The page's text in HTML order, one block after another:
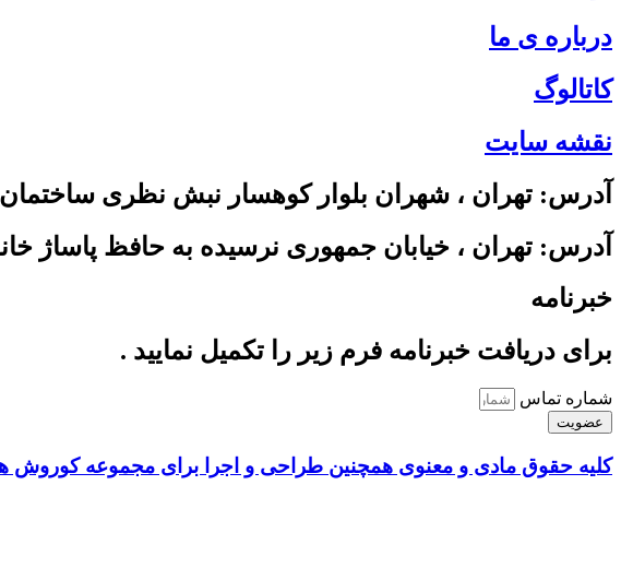
درباره ی ما
کاتالوگ
نقشه سایت
آدرس: تهران ، شهران بلوار کوهسار نبش نظری ساختمان سبز واحد 19 شماره
آدرس: تهران ، خیابان جمهوری نرسیده به حافظ پاساژ خانه
خبرنامه
برای دریافت خبرنامه فرم زیر را تکمیل نمایید .
شماره تماس
عضویت
کلیه حقوق مادی و معنوی همچنین طراحی و اجرا برای مجموعه